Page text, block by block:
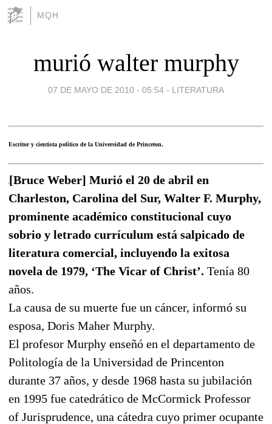
MQH
murió walter murphy
07 DE MAYO DE 2010 - 05:54 - LITERATURA
Escritor y cientista político de la Universidad de Princeton.
[Bruce Weber] Murió el 20 de abril en
Charleston, Carolina del Sur, Walter F. Murphy,
prominente académico constitucional cuyo
sobrio y letrado currículum está salpicado de
literatura comercial, incluyendo la exitosa
novela de 1979, ‘The Vicar of Christ’. Tenía 80
años.
La causa de su muerte fue un cáncer, informó su
esposa, Doris Maher Murphy.
El profesor Murphy enseñó en el departamento de
Politología de la Universidad de Princenton
durante 37 años, y desde 1968 hasta su jubilación
en 1995 fue catedrático de McCormick Professor
of Jurisprudence, una cátedra cuyo primer ocupante